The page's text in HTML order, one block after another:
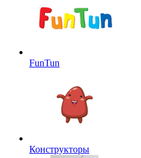
FunTun
Конструкторы